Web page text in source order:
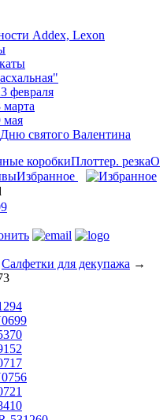
Addex, Lexon
февраля
мая
святого Валентина
коробкиПлоттер. резкаО
Избранное
Салфетки для декупажа →